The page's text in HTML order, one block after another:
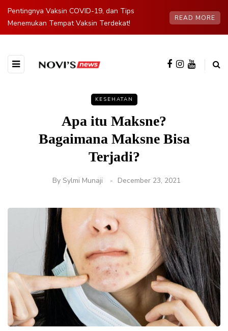
Pentingnya Vaksin COVID-19, dan Tips
Menemukan Tempat Vaksin Terdekat!
READ MORE
KESEHATAN
Apa itu Maksne?
Bagaimana Maksne Bisa
Terjadi?
By Sylmi Munaji December 23, 2021